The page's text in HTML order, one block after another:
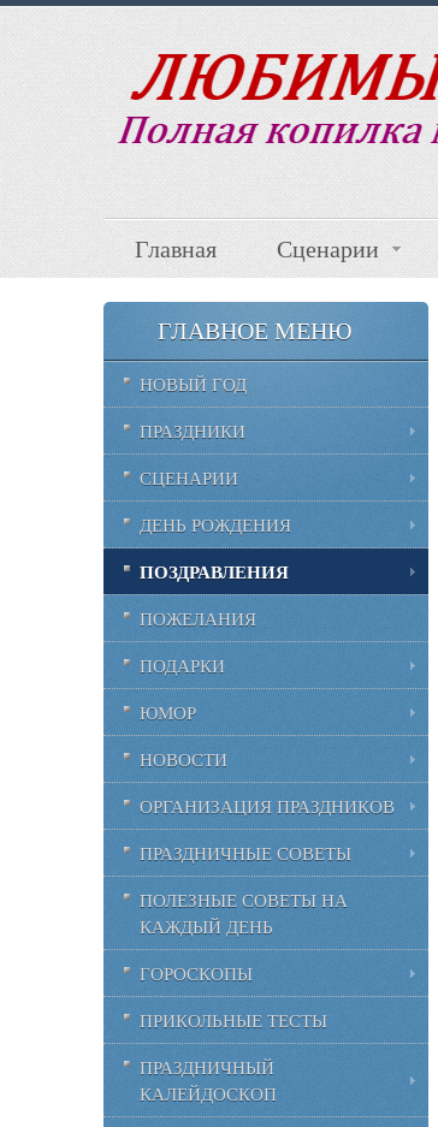
Главная Сценарии
ГЛАВНОЕ МЕНЮ
НОВЫЙ ГОД
ПРАЗДНИКИ
СЦЕНАРИИ
ДЕНЬ РОЖДЕНИЯ
ПОЗДРАВЛЕНИЯ
ПОЖЕЛАНИЯ
ПОДАРКИ
ЮМОР
НОВОСТИ
ОРГАНИЗАЦИЯ ПРАЗДНИКОВ
ПРАЗДНИЧНЫЕ СОВЕТЫ
ПОЛЕЗНЫЕ СОВЕТЫ НА
КАЖДЫЙ ДЕНЬ
ГОРОСКОПЫ
ПРИКОЛЬНЫЕ ТЕСТЫ
ПРАЗДНИЧНЫЙ
КАЛЕЙДОСКОП